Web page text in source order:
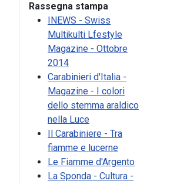
Rassegna stampa
INEWS - Swiss
Multikulti Lfestyle
Magazine - Ottobre
2014
Carabinieri d'Italia -
Magazine - I colori
dello stemma araldico
nella Luce
Il Carabiniere - Tra
fiamme e lucerne
Le Fiamme d'Argento
La Sponda - Cultura -